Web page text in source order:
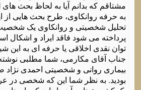
مشتاقم که بدانم آیا به لحاظ بحث
به حرفه روانکاوی، طرح بحث هایی
تحلیل شخصیتی و روانکاوی یک
پرداخته می شود فاقد ایراد و اشکال
توان نقدی اخلاقی یا حرفه ای به این
جناب آقای مکارمی، شما مطلبی نوشته
بیماری روانی و شخصیتی احمدی
بودید. به نظر شما این که شخصی در